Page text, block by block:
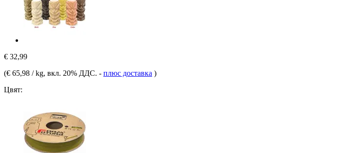
€ 32,99
(€ 65,98 / kg, вкл. 20% ДДС. - плюс доставка )
Цвят: